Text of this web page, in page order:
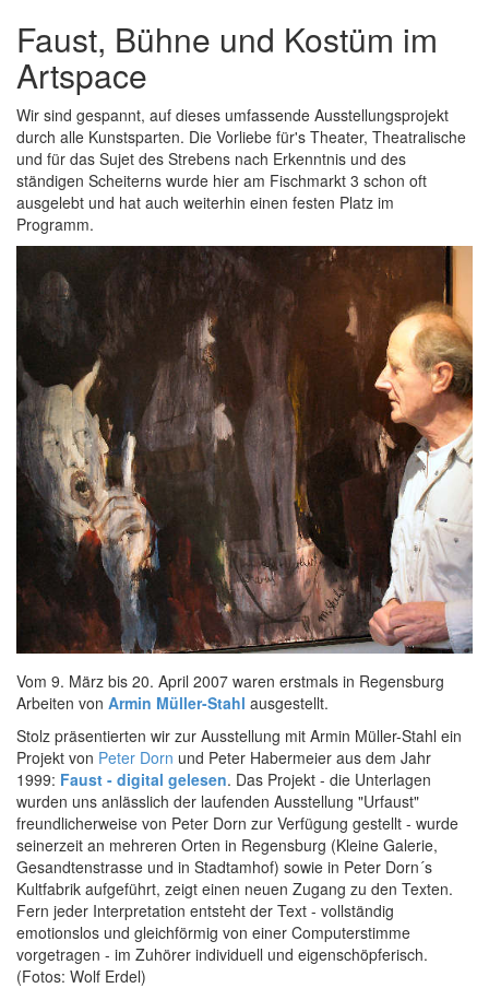
Faust, Bühne und Kostüm im
Artspace
Wir sind gespannt, auf dieses umfassende Ausstellungsprojekt
durch alle Kunstsparten. Die Vorliebe für's Theater, Theatralische
und für das Sujet des Strebens nach Erkenntnis und des
ständigen Scheiterns wurde hier am Fischmarkt 3 schon oft
ausgelebt und hat auch weiterhin einen festen Platz im
Programm.
Vom 9. März bis 20. April 2007 waren erstmals in Regensburg
Arbeiten von Armin Müller-Stahl ausgestellt.
Stolz präsentierten wir zur Ausstellung mit Armin Müller-Stahl ein
Projekt von Peter Dorn und Peter Habermeier aus dem Jahr
1999: Faust - digital gelesen. Das Projekt - die Unterlagen
wurden uns anlässlich der laufenden Ausstellung "Urfaust"
freundlicherweise von Peter Dorn zur Verfügung gestellt - wurde
seinerzeit an mehreren Orten in Regensburg (Kleine Galerie,
Gesandtenstrasse und in Stadtamhof) sowie in Peter Dorn´s
Kultfabrik aufgeführt, zeigt einen neuen Zugang zu den Texten.
Fern jeder Interpretation entsteht der Text - vollständig
emotionslos und gleichförmig von einer Computerstimme
vorgetragen - im Zuhörer individuell und eigenschöpferisch.
(Fotos: Wolf Erdel)